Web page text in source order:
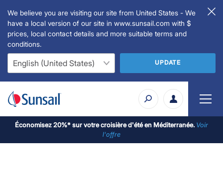
We believe you are visiting our site from United States - We
have a local version of our site in www.sunsail.com with $
prices, local contact details and more suitable terms and
conditions.
UPDATE
Économisez 20%* sur votre croisière d'été en Méditerranée. Voir
l'offre